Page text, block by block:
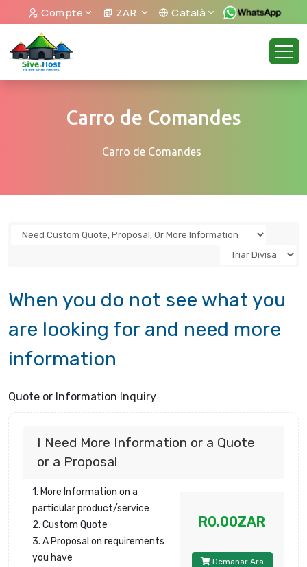
Compte ZAR Català
Carro de Comandes
Carro de Comandes
When you do not see what you
are looking for and need more
information
Quote or Information Inquiry
I Need More Information or a Quote
or a Proposal
1. More Information on a
particular product/service
2. Custom Quote
3. A Proposal on requirements
you have
R0.00ZAR
Demanar Ara